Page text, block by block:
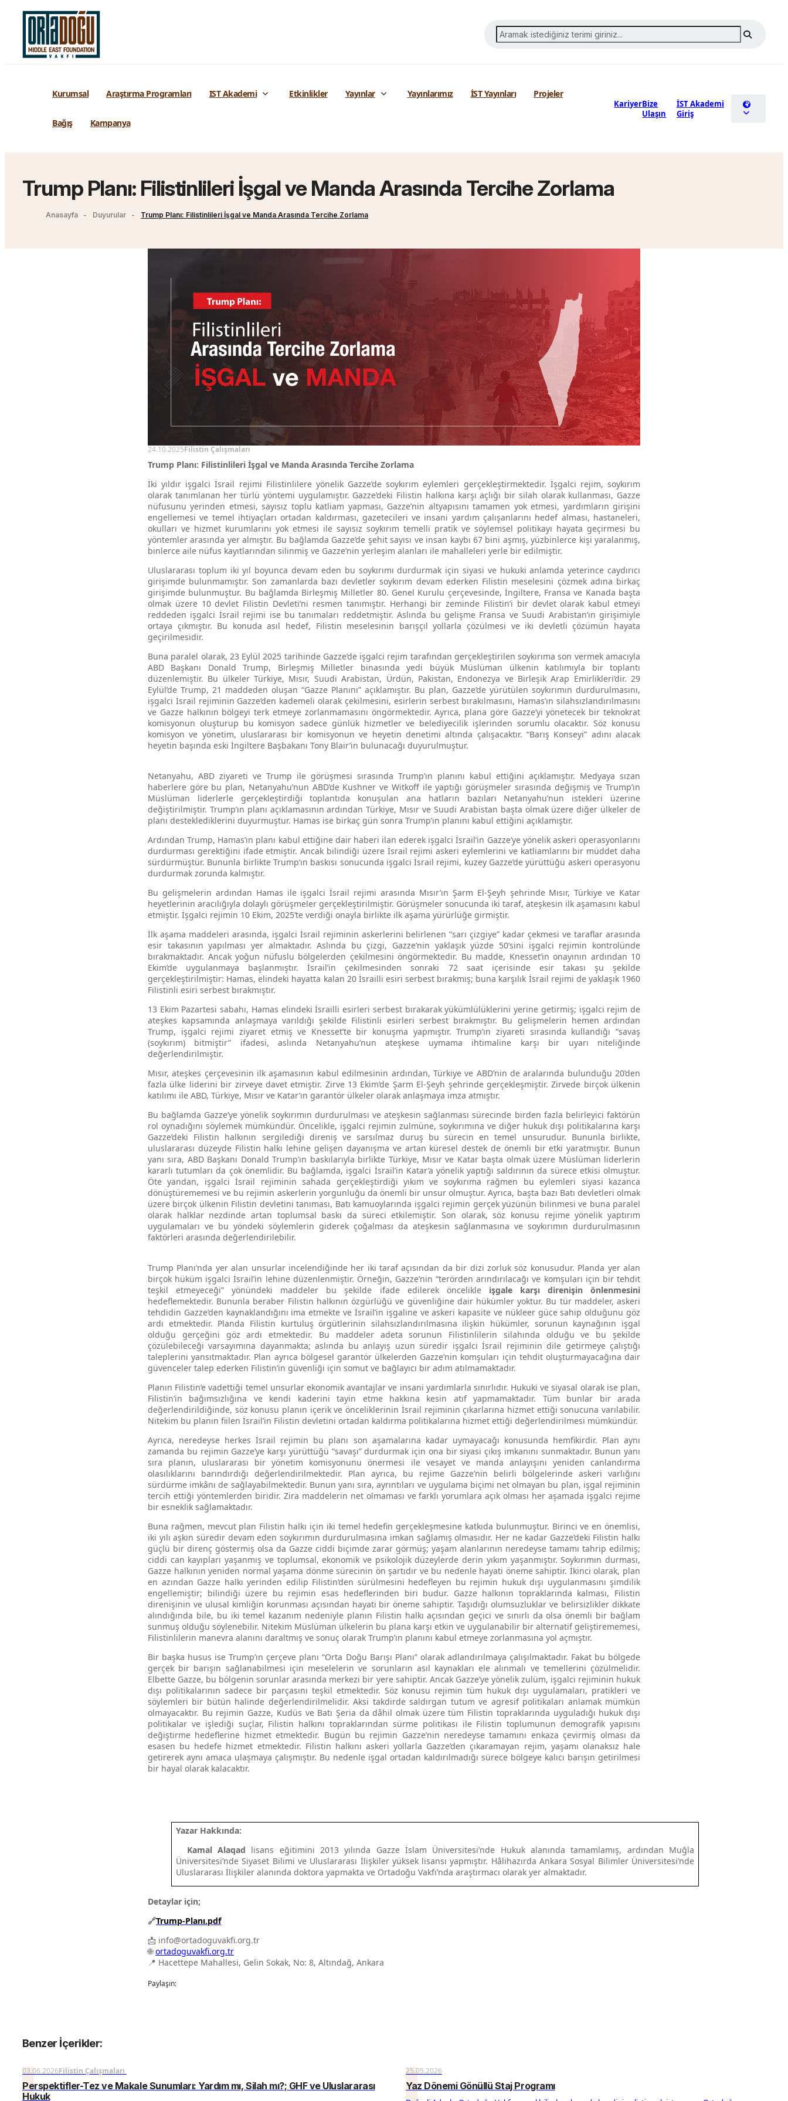
Kurumsal Araştırma Programları IST Akademi Etkinlikler Yayınlar Yayınlarımız İST Yayınları Projeler
Bağış Kampanya
KariyerBize
Ulaşın
İST Akademi
Giriş
Trump Planı: Filistinlileri İşgal ve Manda Arasında Tercihe Zorlama
Anasayfa Duyurular Trump Planı: Filistinlileri İşgal ve Manda Arasında Tercihe Zorlama
24.10.2025Filistin Çalışmaları
Trump Planı: Filistinlileri İşgal ve Manda Arasında Tercihe Zorlama
İki yıldır işgalci İsrail rejimi Filistinlilere yönelik Gazze’de soykırım eylemleri gerçekleştirmektedir. İşgalci rejim, soykırım
olarak tanımlanan her türlü yöntemi uygulamıştır. Gazze’deki Filistin halkına karşı açlığı bir silah olarak kullanması, Gazze
nüfusunu yerinden etmesi, sayısız toplu katliam yapması, Gazze’nin altyapısını tamamen yok etmesi, yardımların girişini
engellemesi ve temel ihtiyaçları ortadan kaldırması, gazetecileri ve insani yardım çalışanlarını hedef alması, hastaneleri,
okulları ve hizmet kurumlarını yok etmesi ile sayısız soykırım temelli pratik ve söylemsel politikayı hayata geçirmesi bu
yöntemler arasında yer almıştır. Bu bağlamda Gazze’de şehit sayısı ve insan kaybı 67 bini aşmış, yüzbinlerce kişi yaralanmış,
binlerce aile nüfus kayıtlarından silinmiş ve Gazze’nin yerleşim alanları ile mahalleleri yerle bir edilmiştir.
Uluslararası toplum iki yıl boyunca devam eden bu soykırımı durdurmak için siyasi ve hukuki anlamda yeterince caydırıcı
girişimde bulunmamıştır. Son zamanlarda bazı devletler soykırım devam ederken Filistin meselesini çözmek adına birkaç
girişimde bulunmuştur. Bu bağlamda Birleşmiş Milletler 80. Genel Kurulu çerçevesinde, İngiltere, Fransa ve Kanada başta
olmak üzere 10 devlet Filistin Devleti’ni resmen tanımıştır. Herhangi bir zeminde Filistin’i bir devlet olarak kabul etmeyi
reddeden işgalci İsrail rejimi ise bu tanımaları reddetmiştir. Aslında bu gelişme Fransa ve Suudi Arabistan’ın girişimiyle
ortaya çıkmıştır. Bu konuda asıl hedef, Filistin meselesinin barışçıl yollarla çözülmesi ve iki devletli çözümün hayata
geçirilmesidir.
Buna paralel olarak, 23 Eylül 2025 tarihinde Gazze’de işgalci rejim tarafından gerçekleştirilen soykırıma son vermek amacıyla
ABD Başkanı Donald Trump, Birleşmiş Milletler binasında yedi büyük Müslüman ülkenin katılımıyla bir toplantı
düzenlemiştir. Bu ülkeler Türkiye, Mısır, Suudi Arabistan, Ürdün, Pakistan, Endonezya ve Birleşik Arap Emirlikleri’dir. 29
Eylül’de Trump, 21 maddeden oluşan “Gazze Planını” açıklamıştır. Bu plan, Gazze’de yürütülen soykırımın durdurulmasını,
işgalci İsrail rejiminin Gazze’den kademeli olarak çekilmesini, esirlerin serbest bırakılmasını, Hamas’ın silahsızlandırılmasını
ve Gazze halkının bölgeyi terk etmeye zorlanmamasını öngörmektedir. Ayrıca, plana göre Gazze’yi yönetecek bir teknokrat
komisyonun oluşturup bu komisyon sadece günlük hizmetler ve belediyecilik işlerinden sorumlu olacaktır. Söz konusu
komisyon ve yönetim, uluslararası bir komisyonun ve heyetin denetimi altında çalışacaktır. “Barış Konseyi” adını alacak
heyetin başında eski İngiltere Başbakanı Tony Blair’in bulunacağı duyurulmuştur.
Netanyahu, ABD ziyareti ve Trump ile görüşmesi sırasında Trump’ın planını kabul ettiğini açıklamıştır. Medyaya sızan
haberlere göre bu plan, Netanyahu’nun ABD’de Kushner ve Witkoff ile yaptığı görüşmeler sırasında değişmiş ve Trump’ın
Müslüman liderlerle gerçekleştirdiği toplantıda konuşulan ana hatların bazıları Netanyahu’nun istekleri üzerine
değiştirilmiştir. Trump’ın planı açıklamasının ardından Türkiye, Mısır ve Suudi Arabistan başta olmak üzere diğer ülkeler de
planı desteklediklerini duyurmuştur. Hamas ise birkaç gün sonra Trump’ın planını kabul ettiğini açıklamıştır.
Ardından Trump, Hamas’ın planı kabul ettiğine dair haberi ilan ederek işgalci İsrail’in Gazze’ye yönelik askeri operasyonlarını
durdurması gerektiğini ifade etmiştir. Ancak bilindiği üzere İsrail rejimi askeri eylemlerini ve katliamlarını bir müddet daha
sürdürmüştür. Bununla birlikte Trump’ın baskısı sonucunda işgalci İsrail rejimi, kuzey Gazze’de yürüttüğü askeri operasyonu
durdurmak zorunda kalmıştır.
Bu gelişmelerin ardından Hamas ile işgalci İsrail rejimi arasında Mısır’ın Şarm El-Şeyh şehrinde Mısır, Türkiye ve Katar
heyetlerinin aracılığıyla dolaylı görüşmeler gerçekleştirilmiştir. Görüşmeler sonucunda iki taraf, ateşkesin ilk aşamasını kabul
etmiştir. İşgalci rejimin 10 Ekim, 2025’te verdiği onayla birlikte ilk aşama yürürlüğe girmiştir.
İlk aşama maddeleri arasında, işgalci İsrail rejiminin askerlerini belirlenen “sarı çizgiye” kadar çekmesi ve taraflar arasında
esir takasının yapılması yer almaktadır. Aslında bu çizgi, Gazze’nin yaklaşık yüzde 50’sini işgalci rejimin kontrolünde
bırakmaktadır. Ancak yoğun nüfuslu bölgelerden çekilmesini öngörmektedir. Bu madde, Knesset’in onayının ardından 10
Ekim’de uygulanmaya başlanmıştır. İsrail’in çekilmesinden sonraki 72 saat içerisinde esir takası şu şekilde
gerçekleştirilmiştir: Hamas, elindeki hayatta kalan 20 İsrailli esiri serbest bırakmış; buna karşılık İsrail rejimi de yaklaşık 1960
Filistinli esiri serbest bırakmıştır.
13 Ekim Pazartesi sabahı, Hamas elindeki İsrailli esirleri serbest bırakarak yükümlülüklerini yerine getirmiş; işgalci rejim de
ateşkes kapsamında anlaşmaya varıldığı şekilde Filistinli esirleri serbest bırakmıştır. Bu gelişmelerin hemen ardından
Trump, işgalci rejimi ziyaret etmiş ve Knesset’te bir konuşma yapmıştır. Trump’ın ziyareti sırasında kullandığı “savaş
(soykırım) bitmiştir” ifadesi, aslında Netanyahu’nun ateşkese uymama ihtimaline karşı bir uyarı niteliğinde
değerlendirilmiştir.
Mısır, ateşkes çerçevesinin ilk aşamasının kabul edilmesinin ardından, Türkiye ve ABD’nin de aralarında bulunduğu 20’den
fazla ülke liderini bir zirveye davet etmiştir. Zirve 13 Ekim’de Şarm El-Şeyh şehrinde gerçekleşmiştir. Zirvede birçok ülkenin
katılımı ile ABD, Türkiye, Mısır ve Katar’ın garantör ülkeler olarak anlaşmaya imza atmıştır.
Bu bağlamda Gazze’ye yönelik soykırımın durdurulması ve ateşkesin sağlanması sürecinde birden fazla belirleyici faktörün
rol oynadığını söylemek mümkündür. Öncelikle, işgalci rejimin zulmüne, soykırımına ve diğer hukuk dışı politikalarına karşı
Gazze’deki Filistin halkının sergilediği direniş ve sarsılmaz duruş bu sürecin en temel unsurudur. Bununla birlikte,
uluslararası düzeyde Filistin halkı lehine gelişen dayanışma ve artan küresel destek de önemli bir etki yaratmıştır. Bunun
yanı sıra, ABD Başkanı Donald Trump’ın baskılarıyla birlikte Türkiye, Mısır ve Katar başta olmak üzere Müslüman liderlerin
kararlı tutumları da çok önemlidir. Bu bağlamda, işgalci İsrail’in Katar’a yönelik yaptığı saldırının da sürece etkisi olmuştur.
Öte yandan, işgalci İsrail rejiminin sahada gerçekleştirdiği yıkım ve soykırıma rağmen bu eylemleri siyasi kazanca
dönüştürememesi ve bu rejimin askerlerin yorgunluğu da önemli bir unsur olmuştur. Ayrıca, başta bazı Batı devletleri olmak
üzere birçok ülkenin Filistin devletini tanıması, Batı kamuoylarında işgalci rejimin gerçek yüzünün bilinmesi ve buna paralel
olarak halklar nezdinde artan toplumsal baskı da süreci etkilemiştir. Son olarak, söz konusu rejime yönelik yaptırım
uygulamaları ve bu yöndeki söylemlerin giderek çoğalması da ateşkesin sağlanmasına ve soykırımın durdurulmasının
faktörleri arasında değerlendirilebilir.
Trump Planı’nda yer alan unsurlar incelendiğinde her iki taraf açısından da bir dizi zorluk söz konusudur. Planda yer alan
birçok hüküm işgalci İsrail’in lehine düzenlenmiştir. Örneğin, Gazze’nin “terörden arındırılacağı ve komşuları için bir tehdit
teşkil etmeyeceği” yönündeki maddeler bu şekilde ifade edilerek öncelikle işgale karşı direnişin önlenmesini
hedeflemektedir. Bununla beraber Filistin halkının özgürlüğü ve güvenliğine dair hükümler yoktur. Bu tür maddeler, askeri
tehdidin Gazze’den kaynaklandığını ima etmekte ve İsrail’in işgaline ve askeri kapasite ve nükleer güce sahip olduğunu göz
ardı etmektedir. Planda Filistin kurtuluş örgütlerinin silahsızlandırılmasına ilişkin hükümler, sorunun kaynağının işgal
olduğu gerçeğini göz ardı etmektedir. Bu maddeler adeta sorunun Filistinlilerin silahında olduğu ve bu şekilde
çözülebileceği varsayımına dayanmakta; aslında bu anlayış uzun süredir işgalci İsrail rejiminin dile getirmeye çalıştığı
taleplerini yansıtmaktadır. Plan ayrıca bölgesel garantör ülkelerden Gazze’nin komşuları için tehdit oluşturmayacağına dair
güvenceler talep ederken Filistin’in güvenliği için somut ve bağlayıcı bir adım atılmamaktadır.
Planın Filistin’e vadettiği temel unsurlar ekonomik avantajlar ve insani yardımlarla sınırlıdır. Hukuki ve siyasal olarak ise plan,
Filistin’in bağımsızlığına ve kendi kaderini tayin etme hakkına kesin atıf yapmamaktadır. Tüm bunlar bir arada
değerlendirildiğinde, söz konusu planın içerik ve önceliklerinin İsrail rejiminin çıkarlarına hizmet ettiği sonucuna varılabilir.
Nitekim bu planın fiilen İsrail’in Filistin devletini ortadan kaldırma politikalarına hizmet ettiği değerlendirilmesi mümkündür.
Ayrıca, neredeyse herkes İsrail rejimin bu planı son aşamalarına kadar uymayacağı konusunda hemfikirdir. Plan aynı
zamanda bu rejimin Gazze’ye karşı yürüttüğü “savaşı” durdurmak için ona bir siyasi çıkış imkanını sunmaktadır. Bunun yanı
sıra planın, uluslararası bir yönetim komisyonunu önermesi ile vesayet ve manda anlayışını yeniden canlandırma
olasılıklarını barındırdığı değerlendirilmektedir. Plan ayrıca, bu rejime Gazze’nin belirli bölgelerinde askeri varlığını
sürdürme imkânı de sağlayabilmektedir. Bunun yanı sıra, ayrıntıları ve uygulama biçimi net olmayan bu plan, işgal rejiminin
tercih ettiği yöntemlerden biridir. Zira maddelerin net olmaması ve farklı yorumlara açık olması her aşamada işgalci rejime
bir esneklik sağlamaktadır.
Buna rağmen, mevcut plan Filistin halkı için iki temel hedefin gerçekleşmesine katkıda bulunmuştur. Birinci ve en önemlisi,
iki yılı aşkın süredir devam eden soykırımın durdurulmasına imkan sağlamış olmasıdır. Her ne kadar Gazze’deki Filistin halkı
güçlü bir direnç göstermiş olsa da Gazze ciddi biçimde zarar görmüş; yaşam alanlarının neredeyse tamamı tahrip edilmiş;
ciddi can kayıpları yaşanmış ve toplumsal, ekonomik ve psikolojik düzeylerde derin yıkım yaşanmıştır. Soykırımın durması,
Gazze halkının yeniden normal yaşama dönme sürecinin ön şartıdır ve bu nedenle hayati öneme sahiptir. İkinci olarak, plan
en azından Gazze halkı yerinden edilip Filistin’den sürülmesini hedefleyen bu rejimin hukuk dışı uygulanmasını şimdilik
engellemiştir; bilindiği üzere bu rejimin esas hedeflerinden biri budur. Gazze halkının topraklarında kalması, Filistin
direnişinin ve ulusal kimliğin korunması açısından hayati bir öneme sahiptir. Taşıdığı olumsuzluklar ve belirsizlikler dikkate
alındığında bile, bu iki temel kazanım nedeniyle planın Filistin halkı açısından geçici ve sınırlı da olsa önemli bir bağlam
sunmuş olduğu söylenebilir. Nitekim Müslüman ülkelerin bu plana karşı etkin ve uygulanabilir bir alternatif geliştirememesi,
Filistinlilerin manevra alanını daraltmış ve sonuç olarak Trump’ın planını kabul etmeye zorlanmasına yol açmıştır.
Bir başka husus ise Trump’ın çerçeve planı “Orta Doğu Barışı Planı” olarak adlandırılmaya çalışılmaktadır. Fakat bu bölgede
gerçek bir barışın sağlanabilmesi için meselelerin ve sorunların asıl kaynakları ele alınmalı ve temellerini çözülmelidir.
Elbette Gazze, bu bölgenin sorunlar arasında merkezi bir yere sahiptir. Ancak Gazze’ye yönelik zulüm, işgalci rejiminin hukuk
dışı politikalarının sadece bir parçasını teşkil etmektedir. Söz konusu rejimin tüm hukuk dışı uygulamaları, pratikleri ve
söylemleri bir bütün halinde değerlendirilmelidir. Aksi takdirde saldırgan tutum ve agresif politikaları anlamak mümkün
olmayacaktır. Bu rejimin Gazze, Kudüs ve Batı Şeria da dâhil olmak üzere tüm Filistin topraklarında uyguladığı hukuk dışı
politikalar ve işlediği suçlar, Filistin halkını topraklarından sürme politikası ile Filistin toplumunun demografik yapısını
değiştirme hedeflerine hizmet etmektedir. Bugün bu rejimin Gazze’nin neredeyse tamamını enkaza çevirmiş olması da
esasen bu hedefe hizmet etmektedir. Filistin halkını askeri yollarla Gazze’den çıkaramayan rejim, yaşamı olanaksız hale
getirerek aynı amaca ulaşmaya çalışmıştır. Bu nedenle işgal ortadan kaldırılmadığı sürece bölgeye kalıcı barışın getirilmesi
bir hayal olarak kalacaktır.
Yazar Hakkında:
Kamal Alaqad lisans eğitimini 2013 yılında Gazze İslam Üniversitesi’nde Hukuk alanında tamamlamış, ardından Muğla
Üniversitesi’nde Siyaset Bilimi ve Uluslararası İlişkiler yüksek lisansı yapmıştır. Hâlihazırda Ankara Sosyal Bilimler Üniversitesi’nde
Uluslararası İlişkiler alanında doktora yapmakta ve Ortadoğu Vakfı’nda araştırmacı olarak yer almaktadır.
Detaylar için;
🔗Trump-Planı.pdf
📩 info@ortadoguvakfi.org.tr
🌐ortadoguvakfi.org.tr
📍 Hacettepe Mahallesi, Gelin Sokak, No: 8, Altındağ, Ankara
Paylaşın:
Benzer İçerikler:
03.06.2026Filistin Çalışmaları
Perspektifler-Tez ve Makale Sunumları: Yardım mı, Silah mı?; GHF ve Uluslararası
Hukuk
25.05.2026
Yaz Dönemi Gönüllü Staj Programı